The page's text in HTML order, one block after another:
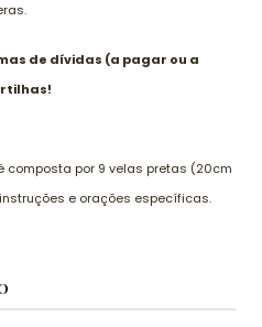
de dívidas (a pagar ou a
composta por 9 velas pretas (20cm
e orações específicas.